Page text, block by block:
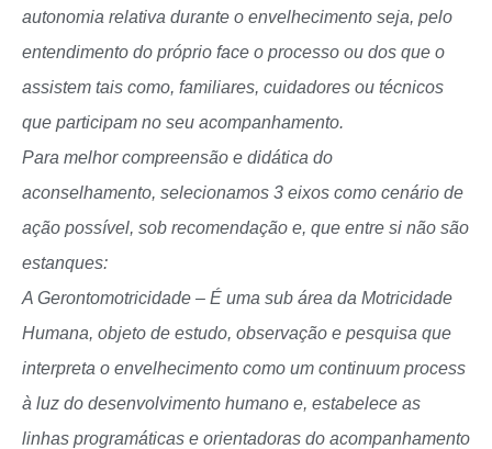
autonomia relativa durante o envelhecimento seja, pelo
entendimento do próprio face o processo ou dos que o
assistem tais como, familiares, cuidadores ou técnicos
que participam no seu acompanhamento.
Para melhor compreensão e didática do
aconselhamento, selecionamos 3 eixos como cenário de
ação possível, sob recomendação e, que entre si não são
estanques:
A Gerontomotricidade – É uma sub área da Motricidade
Humana, objeto de estudo, observação e pesquisa que
interpreta o envelhecimento como um continuum process
à luz do desenvolvimento humano e, estabelece as
linhas programáticas e orientadoras do acompanhamento